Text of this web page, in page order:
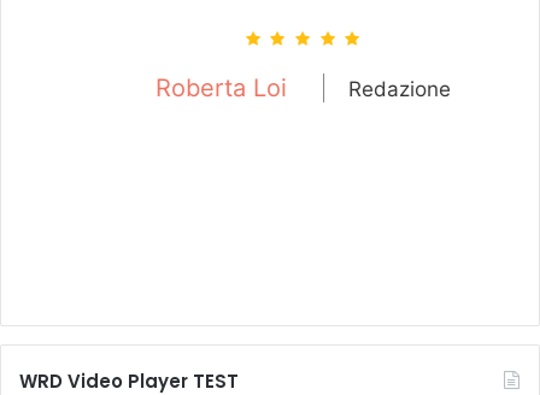
Roberta Loi Redazione
WRD Video Player TEST